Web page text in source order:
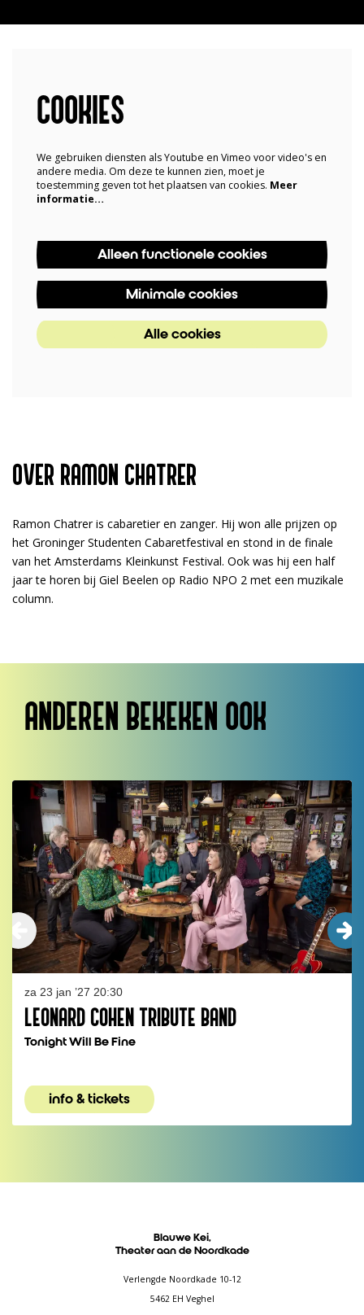
COOKIES
We gebruiken diensten als Youtube en Vimeo voor video's en
andere media. Om deze te kunnen zien, moet je
toestemming geven tot het plaatsen van cookies. Meer
informatie…
Alleen functionele cookies
Minimale cookies
Alle cookies
OVER RAMON CHATRER
Ramon Chatrer is cabaretier en zanger. Hij won alle prijzen op
het Groninger Studenten Cabaretfestival en stond in de finale
van het Amsterdams Kleinkunst Festival. Ook was hij een half
jaar te horen bij Giel Beelen op Radio NPO 2 met een muzikale
column.
ANDEREN BEKEKEN OOK
LEONARD COHEN TRIBUTE BAND
Tonight Will Be Fine
za 23 jan ’27 20:30
info & tickets
Blauwe Kei,
Theater aan de Noordkade
Verlengde Noordkade 10-12
5462 EH Veghel